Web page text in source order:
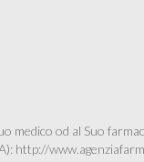
medico od al Suo
http://